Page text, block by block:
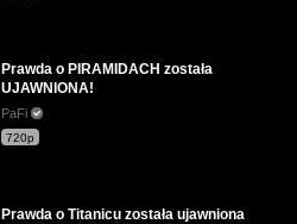
Prawda o PIRAMIDACH została
UJAWNIONA!
PaFi
720p
Prawda o Titanicu została ujawniona